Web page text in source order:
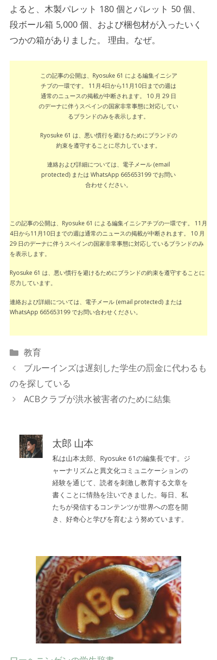
よると、木製パレット 180 個とパレット 50 個、
段ボール箱 5,000 個、および梱包材が入ったいく
つかの箱がありました。 理由。 なぜ。
この記事の公開は、Ryosuke 61 による編集イニシア
チブの一環です。 11月4日から11月10日までの週は
通常のニュースの掲載が中断されます。 10 月 29 日
のデーナに伴うスペインの国家非常事態に対応してい
るブランドのみを表示します。
Ryosuke 61 は、悪い慣行を避けるためにブランドの
約束を遵守することに尽力しています。
連絡および詳細については、電子メール (email
protected) または WhatsApp 665653199 でお問い
合わせください。
この記事の公開は、Ryosuke 61 による編集イニシアチブの一環です。 11月
4日から11月10日までの週は通常のニュースの掲載が中断されます。 10 月
29 日のデーナに伴うスペインの国家非常事態に対応しているブランドのみ
を表示します。
Ryosuke 61 は、悪い慣行を避けるためにブランドの約束を遵守することに
尽力しています。
連絡および詳細については、電子メール (email protected) または
WhatsApp 665653199 でお問い合わせください。
カ
テ
ゴ
リ
ー
教育
ブルーインズは遅刻した学生の罰金に代わるも
のを探している
ACBクラブが洪水被害者のために結集
太郎 山本
私は山本太郎、Ryosuke 61の編集長です。ジ
ャーナリズムと異文化コミュニケーションの
経験を通じて、読者を刺激し教育する文章を
書くことに情熱を注いできました。毎日、私
たちが発信するコンテンツが世界への窓を開
き、好奇心と学びを育むよう努めています。